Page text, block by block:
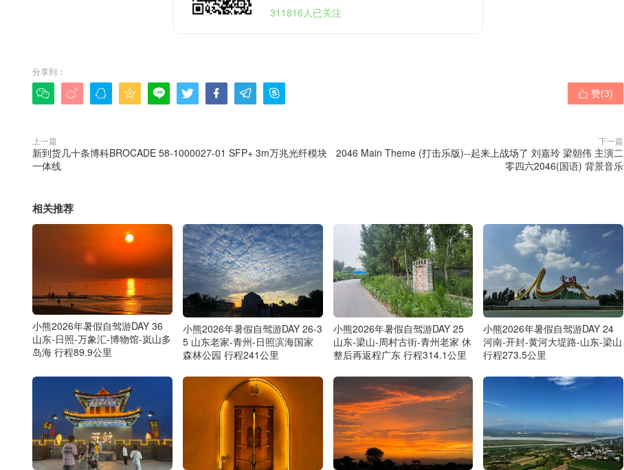
311816人已关注
分享到：
          赞(3)
上一篇
新到货几十条博科BROCADE 58-1000027-01 SFP+ 3m万兆光纤模块
一体线
下一篇
2046 Main Theme (打击乐版)--起来上战场了 刘嘉玲 梁朝伟 主演二
零四六2046(国语) 背景音乐
相关推荐
小熊2026年暑假自驾游DAY 36
山东-日照-万象汇-博物馆-岚山多
岛海 行程89.9公里
小熊2026年暑假自驾游DAY 26-3
5 山东老家-青州-日照滨海国家
森林公园 行程241公里
小熊2026年暑假自驾游DAY 25
山东-梁山-周村古街-青州老家 休
整后再返程广东 行程314.1公里
小熊2026年暑假自驾游DAY 24
河南-开封-黄河大堤路-山东-梁山
行程273.5公里